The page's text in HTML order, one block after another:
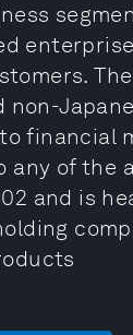
financial
of the
and is